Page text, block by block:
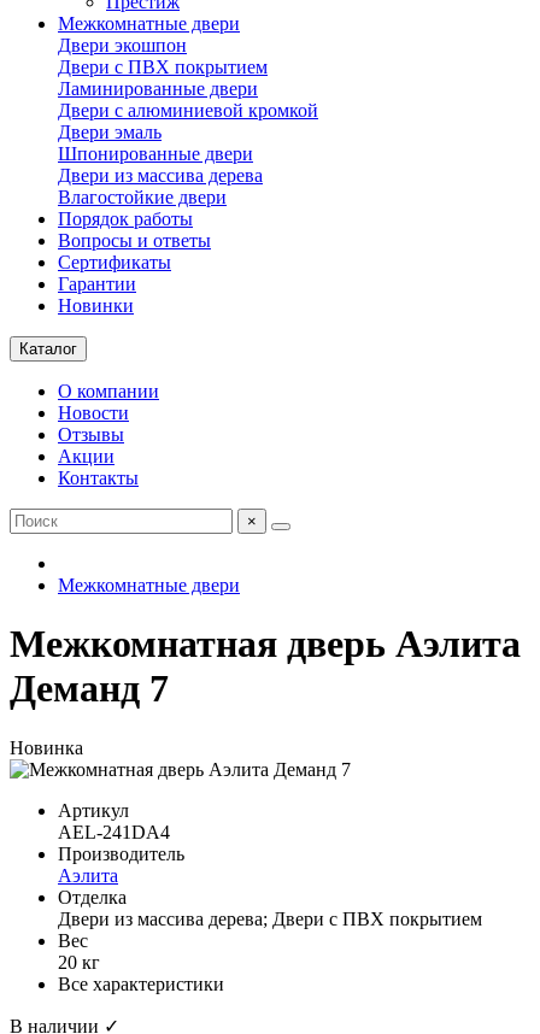
Межкомнатные двери
Двери экошпон
Двери с ПВХ покрытием
Ламинированные двери
Двери с алюминиевой кромкой
Двери эмаль
Шпонированные двери
Двери из массива дерева
Влагостойкие двери
Порядок работы
Вопросы и ответы
Сертификаты
Гарантии
Новинки
Каталог
О компании
Новости
Отзывы
Акции
Контакты
×
Межкомнатные двери
Межкомнатная дверь Аэлита
Деманд 7
Новинка
Артикул
AEL-241DA4
Производитель
Аэлита
Отделка
Двери из массива дерева; Двери с ПВХ покрытием
Вес
20 кг
Все характеристики
В наличии ✓